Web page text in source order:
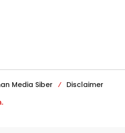
Media Siber
Disclaimer